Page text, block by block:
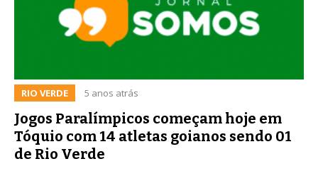
RIO VERDE 5 anos atrás
Jogos Paralímpicos começam hoje em
Tóquio com 14 atletas goianos sendo 01
de Rio Verde